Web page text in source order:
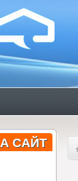
САЙТ